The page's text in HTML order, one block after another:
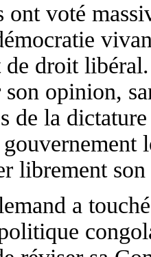
ont voté
de droit
opinion,
de la
librement
a